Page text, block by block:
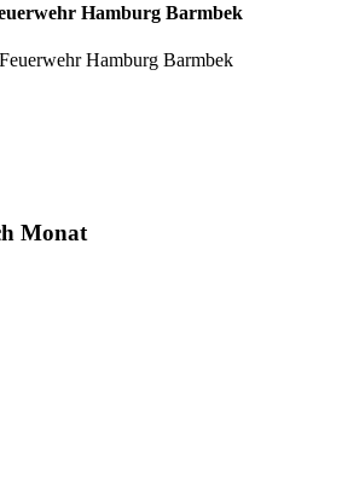
Hamburg Barmbek
Monat